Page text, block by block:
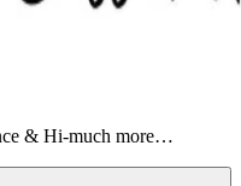
& Hi-much more…